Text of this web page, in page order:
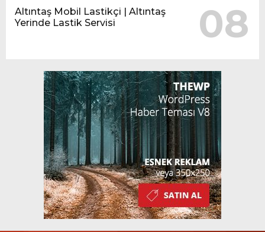
Altıntaş Mobil Lastikçi | Altıntaş
Yerinde Lastik Servisi
08